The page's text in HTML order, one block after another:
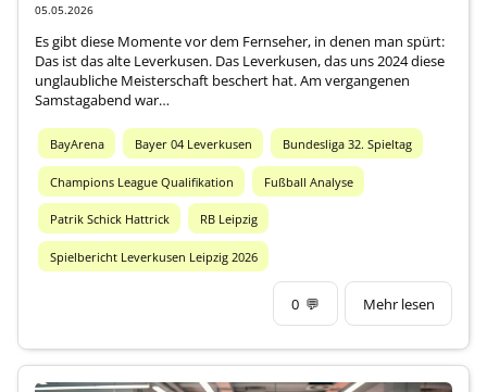
05.05.2026
Es gibt diese Momente vor dem Fernseher, in denen man spürt:
Das ist das alte Leverkusen. Das Leverkusen, das uns 2024 diese
unglaubliche Meisterschaft beschert hat. Am vergangenen
Samstagabend war…
BayArena Bayer 04 Leverkusen Bundesliga 32. Spieltag
Champions League Qualifikation Fußball Analyse
Patrik Schick Hattrick RB Leipzig
Spielbericht Leverkusen Leipzig 2026
0 💬 Mehr lesen